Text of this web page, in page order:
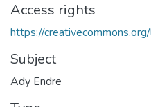
Access rights
https://
Subject
Ady Endre